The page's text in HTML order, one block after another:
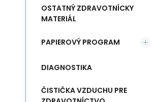
OSTATNÝ ZDRAVOTNÍCKY
MATERIÁL
PAPIEROVÝ PROGRAM
DIAGNOSTIKA
ČISTIČKA VZDUCHU PRE